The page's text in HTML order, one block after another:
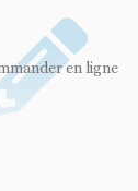
en ligne